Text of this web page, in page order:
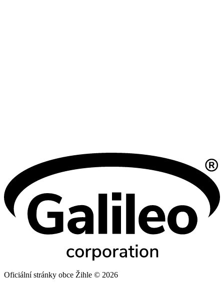
Oficiální stránky obce Žihle © 2026